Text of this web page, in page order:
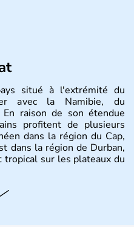
situé à l'extrémité du
avec la Namibie, du
raison de son étendue
profitent de plusieurs
dans la région du Cap,
dans la région de Durban,
sur les plateaux du